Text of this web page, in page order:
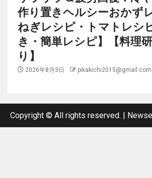
作り置きヘルシーおかず
ねぎレシピ・トマトレシ
き・簡単レシピ】【料理
り】
2026年8月3日 pikakichi2015@gmail.com
Copyright © All rights reserved.